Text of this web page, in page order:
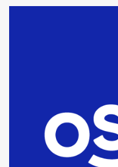
fueron
tarde del
lo que